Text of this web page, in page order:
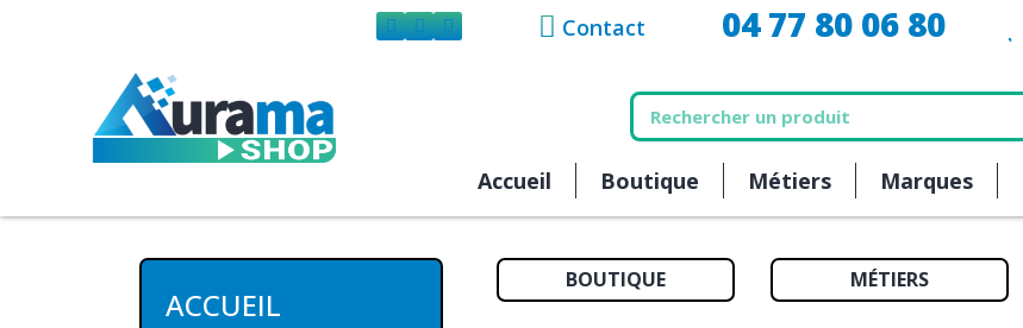
Contact 04 77 80 06 80
Accueil Boutique Métiers Marques
ACCUEIL
BOUTIQUE MÉTIERS